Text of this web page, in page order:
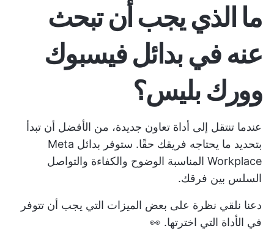
ما الذي يجب أن تبحث
عنه في بدائل فيسبوك
وورك بليس؟
عندما تنتقل إلى أداة تعاون جديدة، من الأفضل أن تبدأ
بتحديد ما يحتاجه فريقك حقًا. ستوفر بدائل Meta
Workplace المناسبة الوضوح والكفاءة والتواصل
السلس بين فرقك.
دعنا نلقي نظرة على بعض الميزات التي يجب أن تتوفر
في الأداة التي اخترتها. 👀